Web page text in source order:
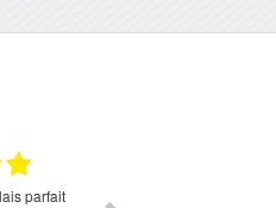
01.07.2026